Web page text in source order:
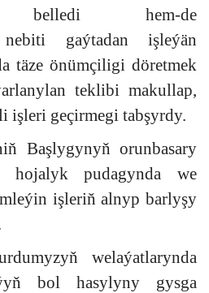
belledi hem-de
nebiti gaýtadan işleýän
täze önümçiligi döretmek
teklibi makullap,
işleri geçirmegi tabşyrdy.
Başlygynyň orunbasary
hojalyk pudagynda we
işleriň alnyp barlyşy
welaýatlarynda
bol hasylyny gysga